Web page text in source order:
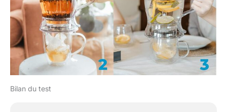
Bilan du test